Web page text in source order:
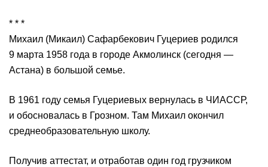
* * *
Михаил (Микаил) Сафарбекович Гуцериев родился
9 марта 1958 года в городе Акмолинск (сегодня —
Астана) в большой семье.
В 1961 году семья Гуцериевых вернулась в ЧИАССР,
и обосновалась в Грозном. Там Михаил окончил
среднеобразовательную школу.
Получив аттестат, и отработав один год грузчиком